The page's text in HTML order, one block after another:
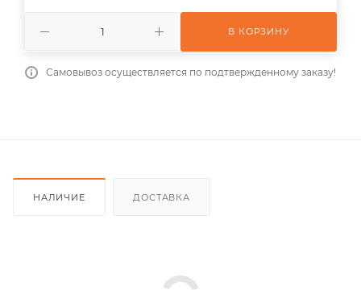
В КОРЗИНУ
Самовывоз осуществляется по подтвержденному заказу!
НАЛИЧИЕ ДОСТАВКА